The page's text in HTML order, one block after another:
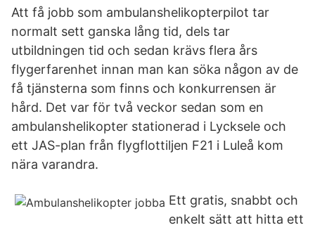
Att få jobb som ambulanshelikopterpilot tar
normalt sett ganska lång tid, dels tar
utbildningen tid och sedan krävs flera års
flygerfarenhet innan man kan söka någon av de
få tjänsterna som finns och konkurrensen är
hård. Det var för två veckor sedan som en
ambulanshelikopter stationerad i Lycksele och
ett JAS-plan från flygflottiljen F21 i Luleå kom
nära varandra.
Ett gratis, snabbt och
enkelt sätt att hitta ett